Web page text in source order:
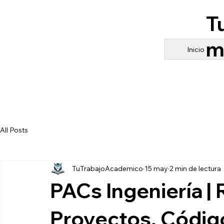
Inicio
All Posts
PACs Ingeniería |
Proyectos,
TuTrabajoAcademico 15 may 2 min de lectura